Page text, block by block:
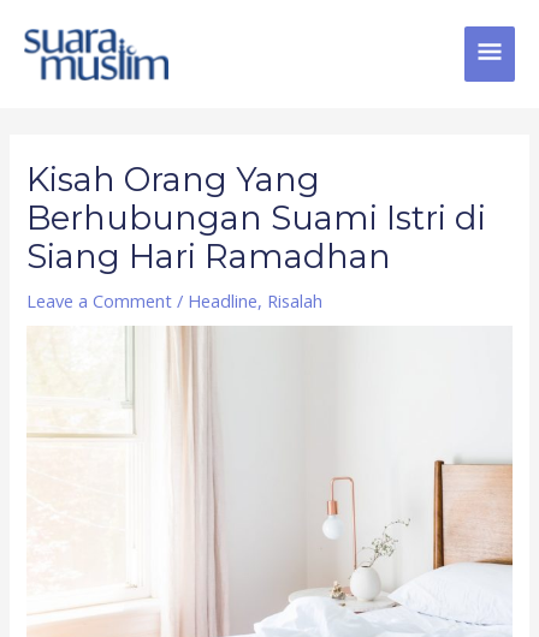
content
Kisah Orang Yang
Berhubungan Suami Istri di
Siang Hari Ramadhan
Leave a Comment / Headline, Risalah